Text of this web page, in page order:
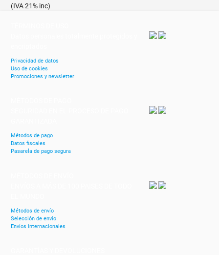
(IVA 21% inc)
Privacidad de datos
Uso de cookies
Promociones y newsletter
Métodos de pago
Datos fiscales
Pasarela de pago segura
Métodos de envío
Selección de envío
Envíos internacionales